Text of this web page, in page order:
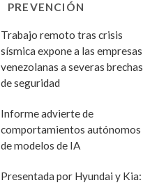
PREVENCIÓN
Trabajo remoto tras crisis
sísmica expone a las empresas
venezolanas a severas brechas
de seguridad
Informe advierte de
comportamientos autónomos
de modelos de IA
Presentada por Hyundai y Kia: